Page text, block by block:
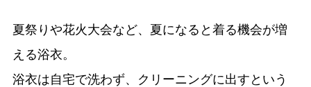
夏祭りや花火大会など、夏になると着る機会が増
える浴衣。
浴衣は自宅で洗わず、クリーニングに出すという